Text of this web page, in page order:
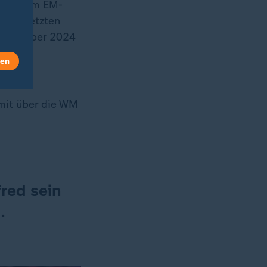
dem EM-
den letzten
2024
über die WM
sein